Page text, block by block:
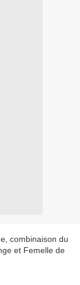
combinaison du
et Femelle de